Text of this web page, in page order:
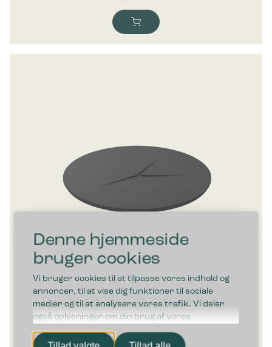
Denne hjemmeside
bruger cookies
Vi bruger cookies til at tilpasse vores indhold og
annoncer, til at vise dig funktioner til sociale
medier og til at analysere vores trafik. Vi deler
også oplysninger om din brug af vores
hjemmeside med vores partnere inden for sociale
medier, annonceringspartnere og
435,00kr. ekskl. moms
Bica Flaskeindkast Ø18 cm